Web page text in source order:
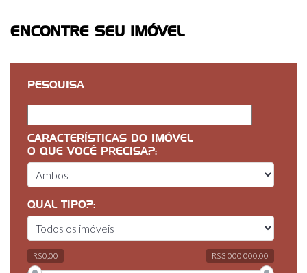
ENCONTRE SEU IMÓVEL
PESQUISA
CARACTERÍSTICAS DO IMÓVEL
O QUE VOCÊ PRECISA?:
QUAL TIPO?:
R$0,00 R$3 000 000,00